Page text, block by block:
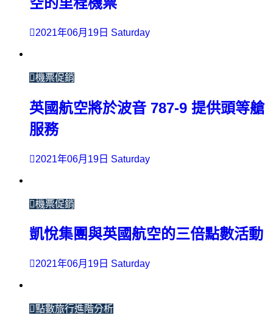
2021年06月19日 Saturday
機票促銷
英國航空將於波音 787-9 提供頭等艙
服務
2021年06月19日 Saturday
機票促銷
凱悅集團與英國航空的三倍點數活動
2021年06月19日 Saturday
點數旅行進階分析